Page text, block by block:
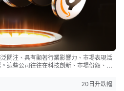
關注、具有顯著行業影響力、市場表現活
這些公司往往在科技創新、市場份額、品
濟具有顯著影響。
20日升跌幅